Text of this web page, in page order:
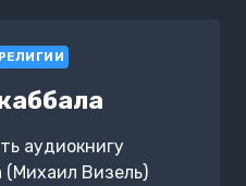
РЕЛИГИИ
аудиокнигу
(Михаил Визель)